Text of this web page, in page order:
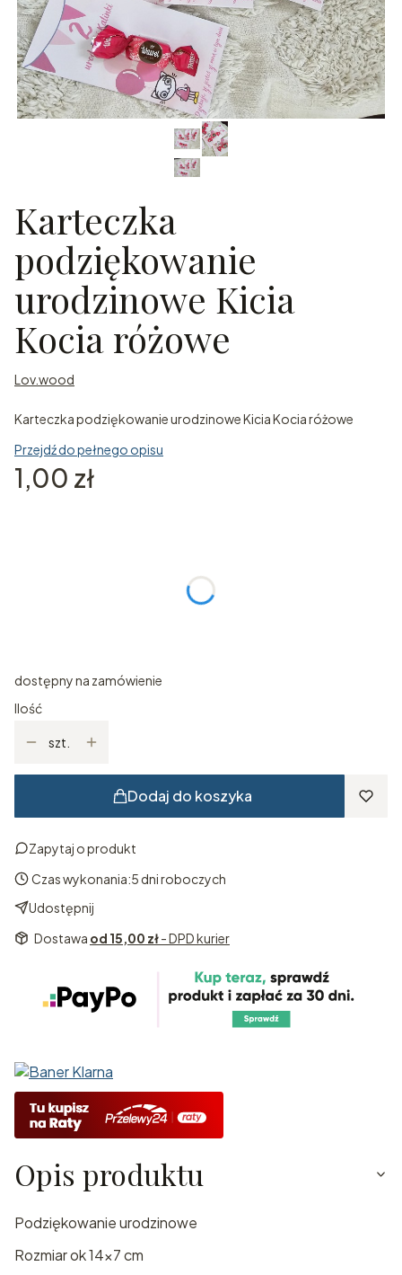
Karteczka
podziękowanie
urodzinowe Kicia
Kocia różowe
Lov.wood
Karteczka podziękowanie urodzinowe Kicia Kocia różowe
Przejdź do pełnego opisu
Cena
1,00 zł
Opcjonalne
dostępny na zamówienie
Ilość
szt.
Dodaj do koszyka
Zapytaj o produkt
Czas wykonania:5 dni roboczych
Udostępnij
Dostawa od 15,00 zł- DPD kurier
Opis produktu
Podziękowanie urodzinowe
Rozmiar ok 14x7 cm